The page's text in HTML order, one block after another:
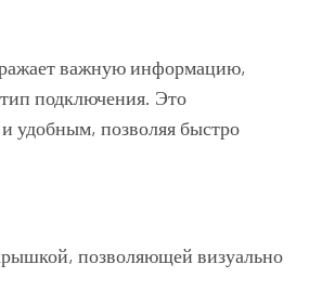
важную информацию,
подключения. Это
удобным, позволяя быстро
позволяющей визуально